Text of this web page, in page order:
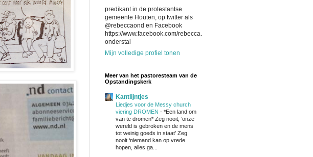
predikant in de protestantse
gemeente Houten, op twitter als
@rebeccaond en Facebook
https://www.facebook.com/rebecca.
onderstal
Mijn volledige profiel tonen
Meer van het pastoresteam van de
Opstandingskerk
Kantlijntjes
Liedjes voor de Messy church
viering DROMEN - *Een land om
van te dromen* Zeg nooit, ‘onze
wereld is gebroken en de mens
tot weinig goeds in staat’ Zeg
nooit ‘niemand kan op vrede
hopen, alles ga...